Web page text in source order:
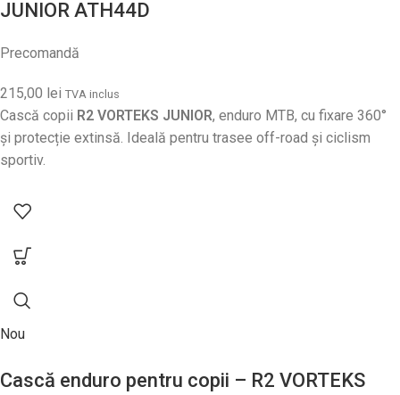
JUNIOR ATH44D
Precomandă
215,00 lei TVA inclus
Cască copii R2 VORTEKS JUNIOR, enduro MTB, cu fixare 360°
și protecție extinsă. Ideală pentru trasee off-road și ciclism
sportiv.
Nou
Cască enduro pentru copii – R2 VORTEKS